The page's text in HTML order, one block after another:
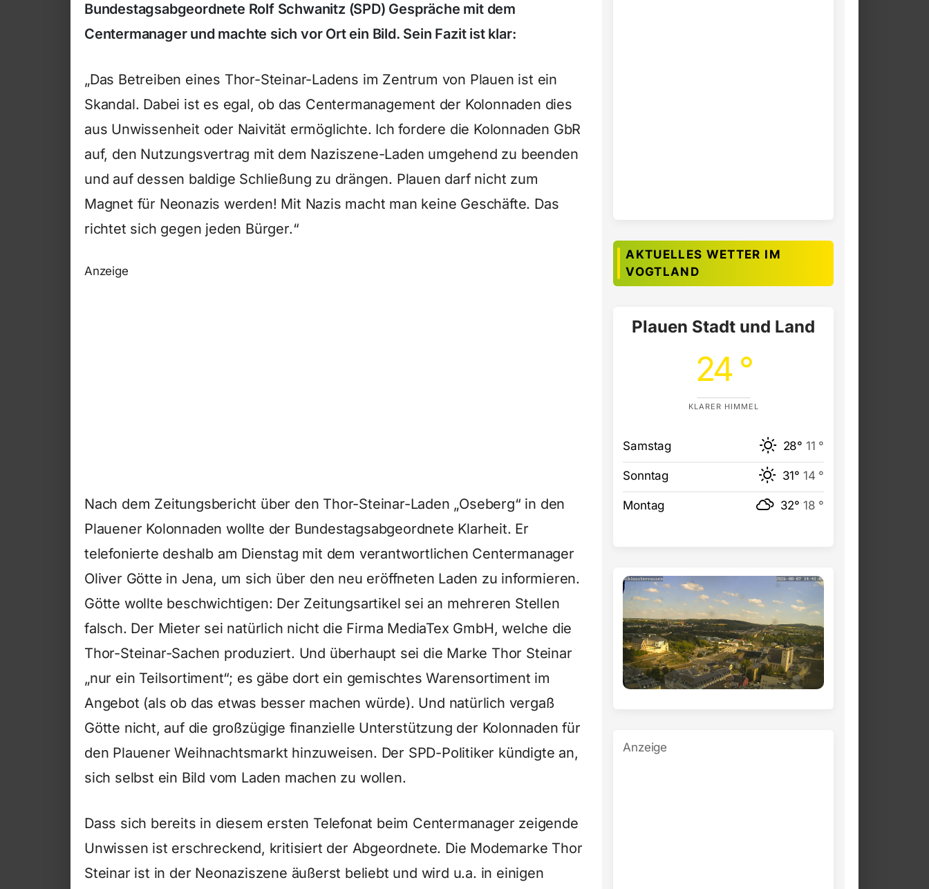
Bundestagsabgeordnete Rolf Schwanitz (SPD) Gespräche mit dem
Centermanager und machte sich vor Ort ein Bild. Sein Fazit ist klar:
„Das Betreiben eines Thor-Steinar-Ladens im Zentrum von Plauen ist ein
Skandal. Dabei ist es egal, ob das Centermanagement der Kolonnaden dies
aus Unwissenheit oder Naivität ermöglichte. Ich fordere die Kolonnaden GbR
auf, den Nutzungsvertrag mit dem Naziszene-Laden umgehend zu beenden
und auf dessen baldige Schließung zu drängen. Plauen darf nicht zum
Magnet für Neonazis werden! Mit Nazis macht man keine Geschäfte. Das
richtet sich gegen jeden Bürger.“
Anzeige
Nach dem Zeitungsbericht über den Thor-Steinar-Laden „Oseberg“ in den
Plauener Kolonnaden wollte der Bundestagsabgeordnete Klarheit. Er
telefonierte deshalb am Dienstag mit dem verantwortlichen Centermanager
Oliver Götte in Jena, um sich über den neu eröffneten Laden zu informieren.
Götte wollte beschwichtigen: Der Zeitungsartikel sei an mehreren Stellen
falsch. Der Mieter sei natürlich nicht die Firma MediaTex GmbH, welche die
Thor-Steinar-Sachen produziert. Und überhaupt sei die Marke Thor Steinar
„nur ein Teilsortiment“; es gäbe dort ein gemischtes Warensortiment im
Angebot (als ob das etwas besser machen würde). Und natürlich vergaß
Götte nicht, auf die großzügige finanzielle Unterstützung der Kolonnaden für
den Plauener Weihnachtsmarkt hinzuweisen. Der SPD-Politiker kündigte an,
sich selbst ein Bild vom Laden machen zu wollen.
Dass sich bereits in diesem ersten Telefonat beim Centermanager zeigende
Unwissen ist erschreckend, kritisiert der Abgeordnete. Die Modemarke Thor
Steinar ist in der Neonaziszene äußerst beliebt und wird u.a. in einigen
AKTUELLES WETTER IM
VOGTLAND
Plauen Stadt und Land
24 °
KLARER HIMMEL
Samstag 28° 11 °
Sonntag 31° 14 °
Montag 32° 18 °
Anzeige